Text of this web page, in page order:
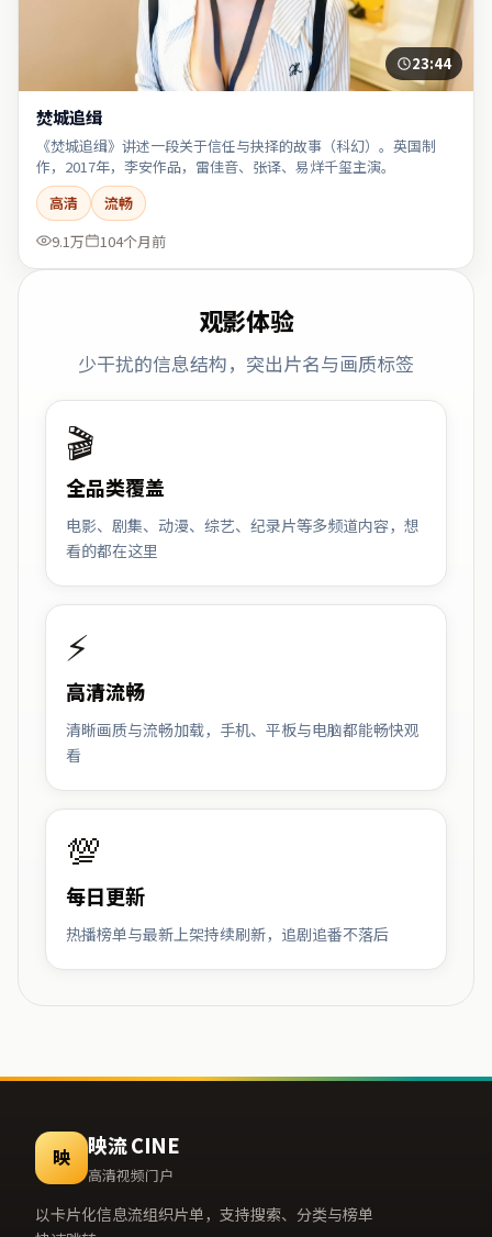
23:44
焚城追缉
《焚城追缉》讲述一段关于信任与抉择的故事（科幻）。英国制
作，2017年，李安作品，雷佳音、张译、易烊千玺主演。
高清
流畅
9.1万
104个月前
观影体验
少干扰的信息结构，突出片名与画质标签
🎬
全品类覆盖
电影、剧集、动漫、综艺、纪录片等多频道内容，想
看的都在这里
⚡
高清流畅
清晰画质与流畅加载，手机、平板与电脑都能畅快观
看
💯
每日更新
热播榜单与最新上架持续刷新，追剧追番不落后
映 映流 CINE
高清视频门户
以卡片化信息流组织片单，支持搜索、分类与榜单